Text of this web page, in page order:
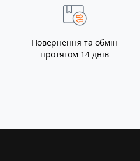
Повернення та обмін
протягом 14 днів